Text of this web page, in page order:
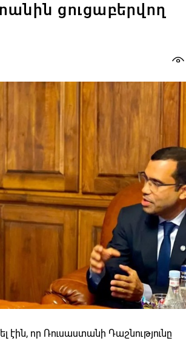
ցուցաբերվող
որ Ռուսաստանի Դաշնությունը